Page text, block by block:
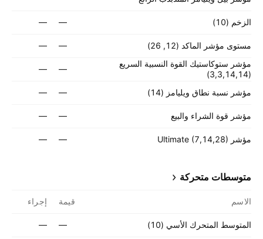
الزخم (10) —
—
مستوى مؤشر الماكد (12, 26) —
—
مؤشر ستوكاستيك القوة النسبية السريع
(3,3,14,14)
—
—
مؤشر نسبة نطاق ويليامز (14) —
—
مؤشر قوة الشراء والبيع —
—
مؤشر Ultimate (7,14,28) —
—
متوسطات متحركة
الاسم قيمة إجراء
المتوسط المتحرك الأسي (‎10‎) —
—